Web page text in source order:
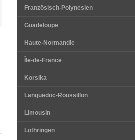
Französisch-Polynesien
Guadeloupe
Haute-Normandie
Île-de-France
Korsika
Languedoc-Roussillon
Limousin
Lothringen